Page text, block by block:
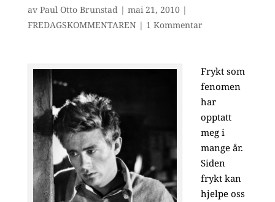
av Paul Otto Brunstad| mai 21, 2010|
FREDAGSKOMMENTAREN| 1 Kommentar
Frykt som
fenomen
har
opptatt
meg i
mange år.
Siden
frykt kan
hjelpe oss